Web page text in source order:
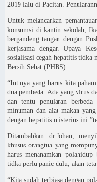
2019 lalu di Pacitan.
Untuk melancarkan
konsumsi di kantin sekolah,
bergandeng tangan dengan
kerjasama dengan Upaya
sosialisasi cegah hepatitis tidka
Bersih Sehat (PHBS).
“Intinya yang harus kita
dua pembeda. Ada yang virus
dan tentu penularan berbeda
minuman dan alat makan
dengan hepatitis misterius
Ditambahkan dr.Johan,
khusus orangtua yang
harus menanamkan
tidka perlu panic dulu, akan
“Kita sudah terbiasa dengan